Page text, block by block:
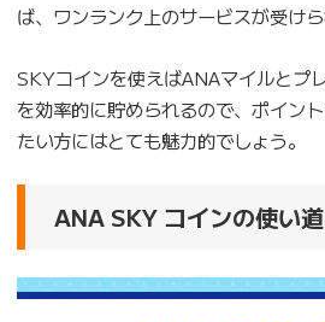
ば、ワンランク上のサービスが受けら
SKYコインを使えばANAマイルとプ
を効率的に貯められるので、ポイン
たい方にはとても魅力的でしょう。
ANA SKY コインの使い道